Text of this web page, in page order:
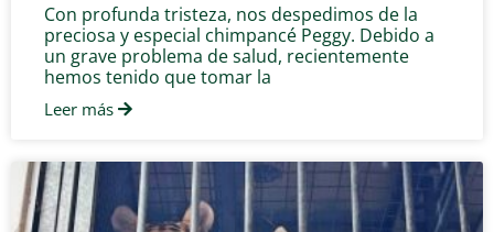
Con profunda tristeza, nos despedimos de la
preciosa y especial chimpancé Peggy. Debido a
un grave problema de salud, recientemente
hemos tenido que tomar la
Leer más